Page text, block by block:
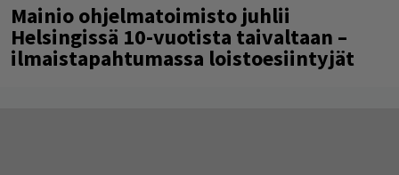
Mainio ohjelmatoimisto juhlii
Helsingissä 10-vuotista taivaltaan –
ilmaistapahtumassa loistoesiintyjät